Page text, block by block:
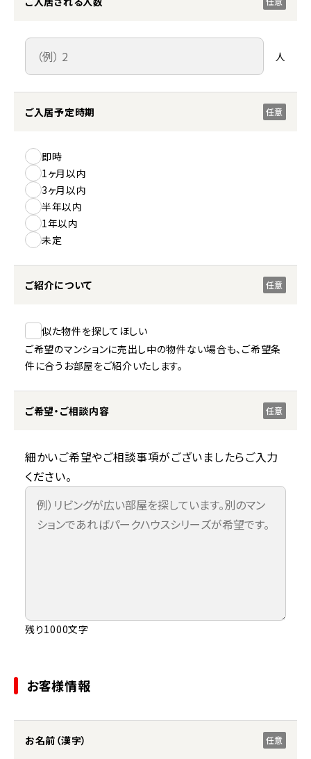
人
ご入居予定時期 任意
即時
1ヶ月以内
3ヶ月以内
半年以内
1年以内
未定
ご紹介について 任意
似た物件を探してほしい
ご希望のマンションに売出し中の物件ない場合も、ご希望条
件に合うお部屋をご紹介いたします。
ご希望・ご相談内容 任意
細かいご希望やご相談事項がございましたらご入力
ください。
残り1000文字
お客様情報
お名前（漢字） 任意